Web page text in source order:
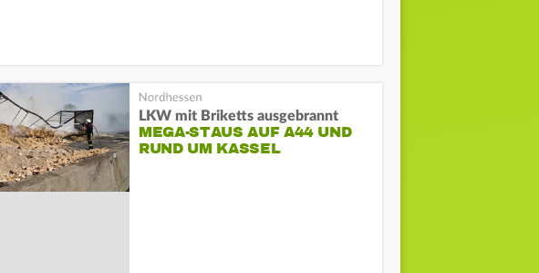
LKW mit Briketts ausgebrannt
MEGA-STAUS AUF A44 UND
RUND UM KASSEL